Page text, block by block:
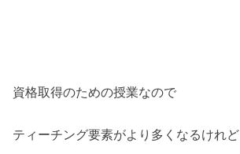
資格取得のための授業なので
ティーチング要素がより多くなるけれど